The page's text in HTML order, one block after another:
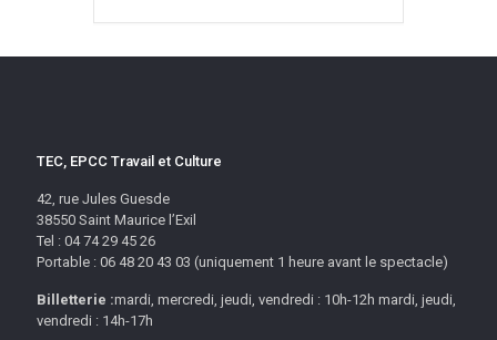
TEC, EPCC Travail et Culture
42, rue Jules Guesde
38550 Saint Maurice l’Exil
Tel : 04 74 29 45 26
Portable : 06 48 20 43 03 (uniquement 1 heure avant le spectacle)
Billetterie :mardi, mercredi, jeudi, vendredi : 10h-12h mardi, jeudi,
vendredi : 14h-17h